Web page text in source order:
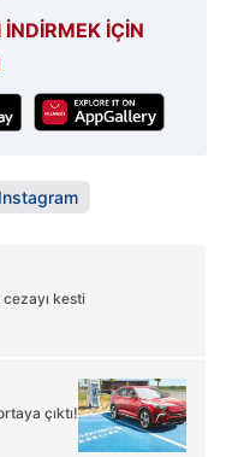
İÇİN
Instagram
kesti
çıktı!